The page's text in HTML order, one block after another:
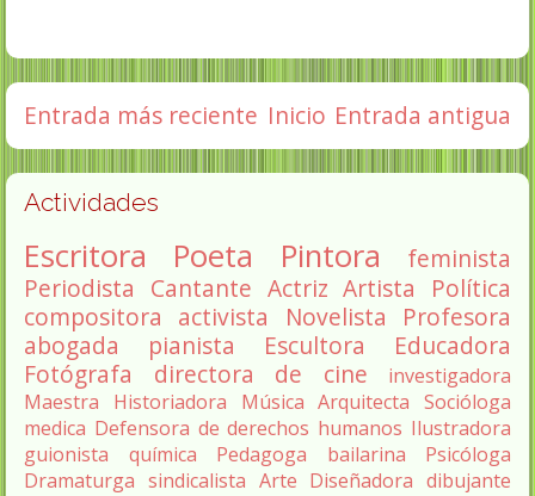
Entrada más reciente Entrada antigua
Inicio
Actividades
Escritora Poeta Pintora
feminista
Periodista Cantante Actriz Artista
Política
compositora activista Novelista
Profesora
abogada
pianista Escultora
Educadora
Fotógrafa
directora de cine
investigadora
Maestra
Historiadora Música Arquitecta Socióloga
medica Defensora de derechos humanos Ilustradora
guionista
química Pedagoga bailarina
Psicóloga
Dramaturga sindicalista Arte Diseñadora dibujante